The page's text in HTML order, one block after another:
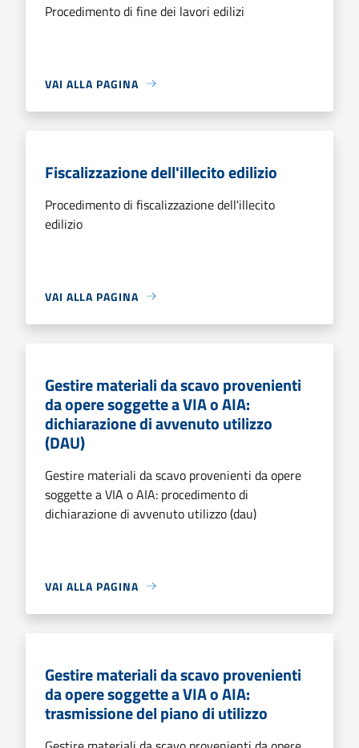
Procedimento di fine dei lavori edilizi
VAI ALLA PAGINA
Fiscalizzazione dell'illecito edilizio
Procedimento di fiscalizzazione dell'illecito
edilizio
VAI ALLA PAGINA
Gestire materiali da scavo provenienti
da opere soggette a VIA o AIA:
dichiarazione di avvenuto utilizzo
(DAU)
Gestire materiali da scavo provenienti da opere
soggette a VIA o AIA: procedimento di
dichiarazione di avvenuto utilizzo (dau)
VAI ALLA PAGINA
Gestire materiali da scavo provenienti
da opere soggette a VIA o AIA:
trasmissione del piano di utilizzo